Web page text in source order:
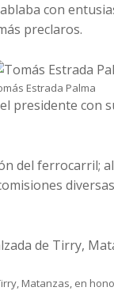
con
preclaros.
Estrada Palma
presidente con
del ferrocarril;
Matanzas, en